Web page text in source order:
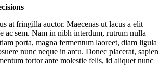
at fringilla auctor. Maecenas ut lacus a elit
ac sem. Nam in nibh interdum, rutrum nulla
porta, magna fermentum laoreet, diam ligula
nunc neque in arcu. Donec placerat, sapien
tortor ante molestie felis, id aliquet nunc